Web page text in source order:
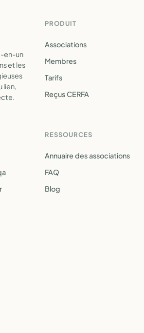
en-un
et les
lien,
PRODUIT
Associations
Membres
Tarifs
Reçus CERFA
RESSOURCES
Annuaire des associations
FAQ
Blog